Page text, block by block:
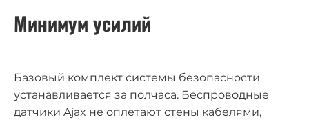
Минимум усилий
Базовый комплект системы безопасности
устанавливается за полчаса. Беспроводные
датчики Ajax не оплетают стены кабелями,